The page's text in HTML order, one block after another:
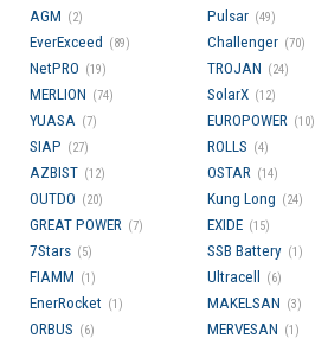
AGM (2) Pulsar (49)
EverExceed (89) Challenger (70)
NetPRO (19) TROJAN (24)
MERLION (74) SolarX (12)
YUASA (7) EUROPOWER (10)
SIAP (27) ROLLS (4)
AZBIST (12) OSTAR (14)
OUTDO (20) Kung Long (24)
GREAT POWER (7) EXIDE (15)
7Stars (5) SSB Battery (1)
FIAMM (1) Ultracell (6)
EnerRocket (1) MAKELSAN (3)
ORBUS (6) MERVESAN (1)